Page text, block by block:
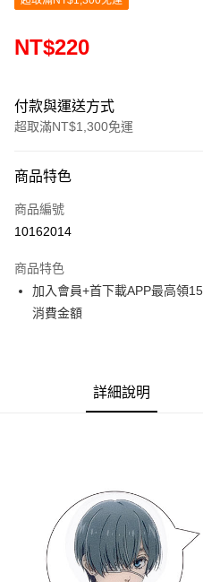
NT$220
付款與運送方式
超取滿NT$1,300免運
信用卡一次付款
超商取貨付款
Apple Pay
悠遊付
每筆NT$65，滿NT$1,300(含以上
付款後全家取貨
每筆NT$65，滿NT$1,300(含以上
商品特色
商品編號
10162014
商品特色
加入會員+首下載APP最高領
消費金額
詳細說明